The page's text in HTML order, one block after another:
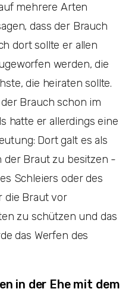
mehrere Arten
dass der Brauch
dort sollte er allen
werden, die
die heiraten sollte.
Brauch schon im
hatte er allerdings eine
Dort galt es als
der Braut zu besitzen -
Schleiers oder des
die Braut vor
zu schützen und das
das Werfen des
in der Ehe mit dem